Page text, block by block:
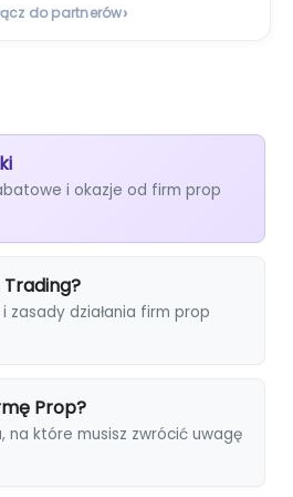
do partnerów›
i okazje od firm prop
zasady działania firm prop
Prop?
na które musisz zwrócić uwagę